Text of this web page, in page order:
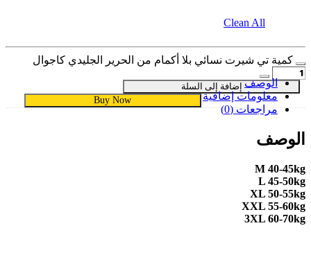
Clean All
كمية تي شيرت نسائي بلا أكمام من الحرير الجليدي كاجوال
إضافة إلى السلة
Buy Now
الوصف
معلومات إضافية
مراجعات (0)
الوصف
M 40-45kg
L 45-50kg
XL 50-55kg
XXL 55-60kg
3XL 60-70kg